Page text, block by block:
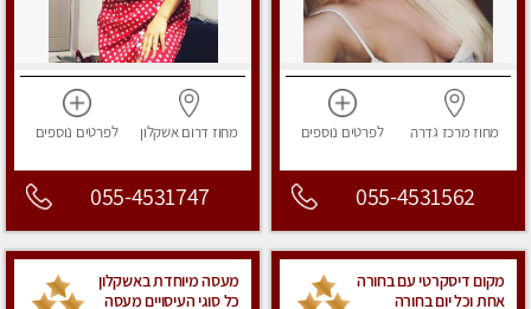
מחוז מרכז גדרה לפרטים נוספים
055-4531562
מחוז דרוםאשקלון לפרטים נוספים
055-4531747
מקום דיסקרטי עם בחורה
אחת וכל יום בחורה
מעסה מיוחדת באשקלון
כל סוגי העיסויים מעסה